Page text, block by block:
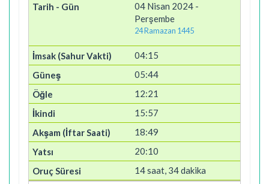
04 Nisan 2024 -
Perşembe
24 Ramazan 1445
04:15
05:44
12:21
15:57
18:49
20:10
14 saat, 34 dakika